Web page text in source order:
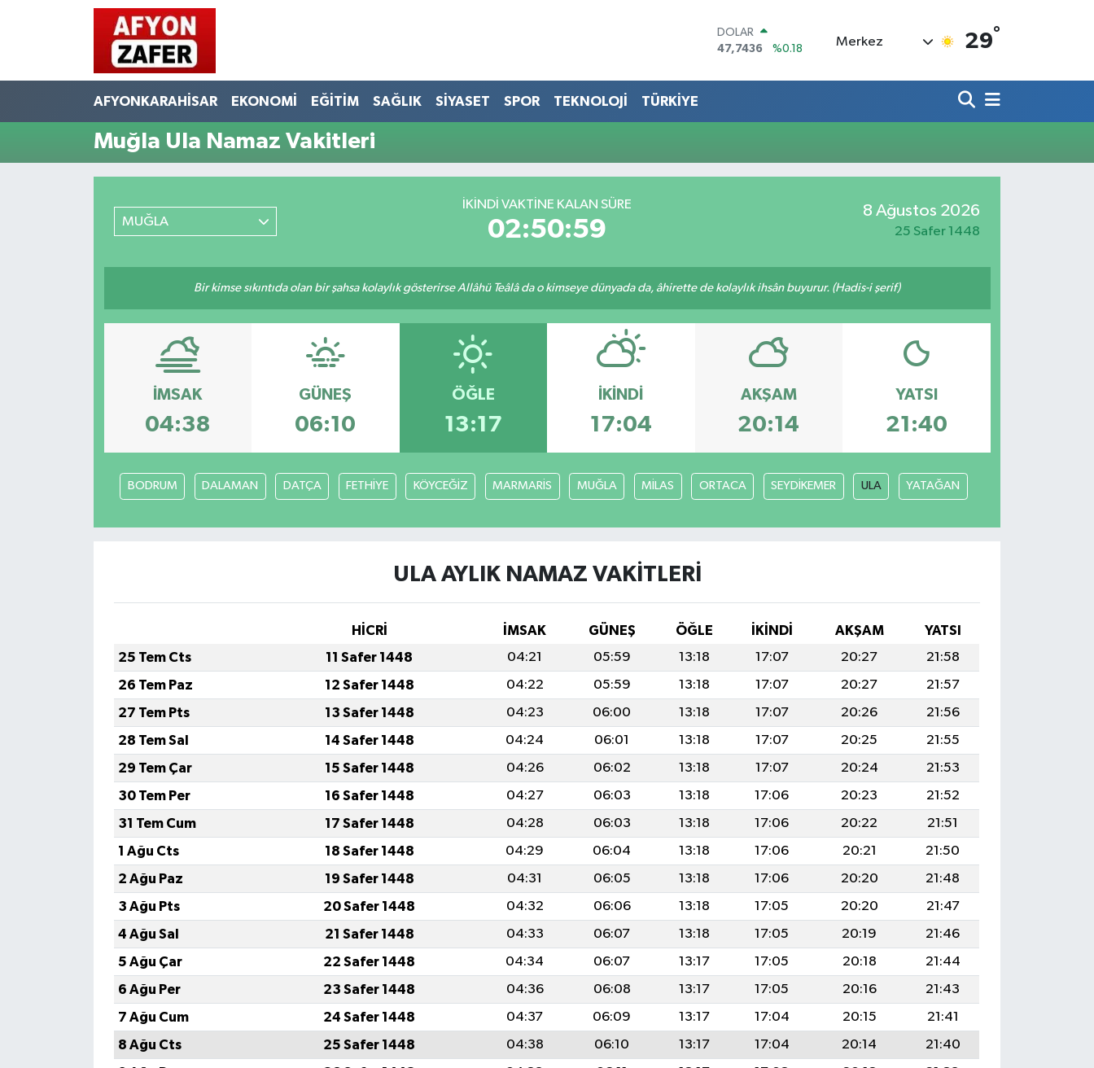
DOLAR
47,7436
%0.18
55,2510
%0.32
BİST100
13.779
%-14
Merkez 29°
AFYONKARAHİSAR EKONOMİ EĞİTİM SAĞLIK SİYASET SPOR TEKNOLOJİ TÜRKİYE
Muğla Ula Namaz Vakitleri
MUĞLA
İKINDI VAKTINE KALAN SÜRE
02:50:59
8 Ağustos 2026
25 Safer 1448
Bir kimse sıkıntıda olan bir şahsa kolaylık gösterirse Allâhü Teâlâ da o kimseye dünyada da, âhirette de kolaylık ihsân buyurur. (Hadis-i şerif)
İMSAK
04:38
GÜNEŞ
06:10
ÖĞLE
13:17
İKINDI
17:04
AKŞAM
20:14
YATSI
21:40
BODRUM DALAMAN DATÇA FETHİYE KÖYCEĞİZ MARMARİS MUĞLA MİLAS ORTACA SEYDİKEMER ULA YATAĞAN
ULA AYLIK NAMAZ VAKITLERI
HİCRİ İMSAK GÜNEŞ ÖĞLE İKINDI AKŞAM
YATSI
25 Tem Cts
11 Safer 1448 04:21 05:59 13:18 17:07 20:27
21:58
26 Tem Paz
12 Safer 1448 04:22 05:59 13:18 17:07 20:27
21:57
27 Tem Pts
13 Safer 1448 04:23 06:00 13:18 17:07 20:26
21:56
28 Tem Sal
14 Safer 1448 04:24 06:01 13:18 17:07 20:25
21:55
29 Tem Çar
15 Safer 1448 04:26 06:02 13:18 17:07 20:24
21:53
30 Tem Per
16 Safer 1448 04:27 06:03 13:18 17:06 20:23
21:52
31 Tem Cum
17 Safer 1448 04:28 06:03 13:18 17:06 20:22
21:51
1 Ağu Cts
18 Safer 1448 04:29 06:04 13:18 17:06 20:21
21:50
2 Ağu Paz
19 Safer 1448 04:31 06:05 13:18 17:06 20:20
21:48
3 Ağu Pts
20 Safer 1448 04:32 06:06 13:18 17:05 20:20
21:47
4 Ağu Sal
21 Safer 1448 04:33 06:07 13:18 17:05 20:19
21:46
5 Ağu Çar
22 Safer 1448 04:34 06:07 13:17 17:05 20:18
21:44
6 Ağu Per
23 Safer 1448 04:36 06:08 13:17 17:05 20:16
21:43
7 Ağu Cum
24 Safer 1448 04:37 06:09 13:17 17:04 20:15
21:41
8 Ağu Cts
25 Safer 1448 04:38 06:10 13:17 17:04 20:14
21:40